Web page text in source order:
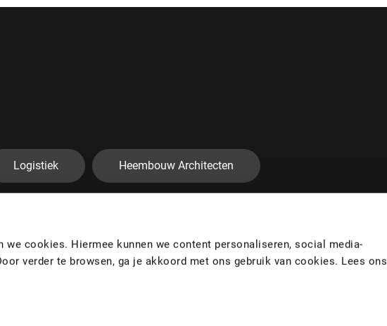
we cookies. Hiermee kunnen we content personaliseren, social media-
verder te browsen, ga je akkoord met ons gebruik van cookies. Lees ons
Logistiek Heembouw Architecten